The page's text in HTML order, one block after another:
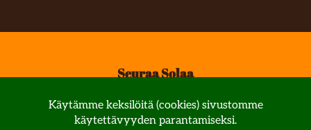
Seuraa Solaa